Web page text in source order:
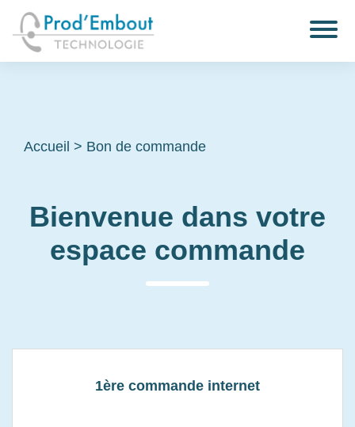
Accueil > Bon de commande
Bienvenue dans votre
espace commande
1ère commande internet